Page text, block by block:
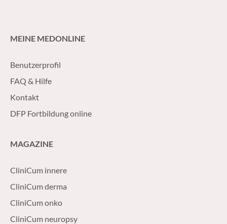
MEINE MEDONLINE
Benutzerprofil
FAQ & Hilfe
Kontakt
DFP Fortbildung online
MAGAZINE
CliniCum innere
CliniCum derma
CliniCum onko
CliniCum neuropsy